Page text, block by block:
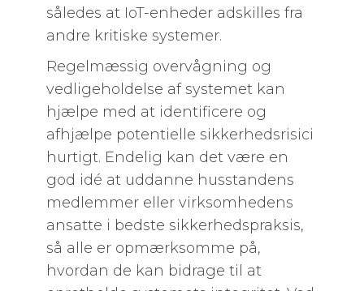
således at IoT-enheder adskilles fra
andre kritiske systemer.
Regelmæssig overvågning og
vedligeholdelse af systemet kan
hjælpe med at identificere og
afhjælpe potentielle sikkerhedsrisici
hurtigt. Endelig kan det være en
god idé at uddanne husstandens
medlemmer eller virksomhedens
ansatte i bedste sikkerhedspraksis,
så alle er opmærksomme på,
hvordan de kan bidrage til at